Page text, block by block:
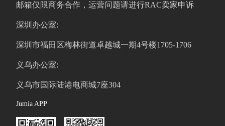
邮箱仅限商务合作，运营问题请进行RAC卖家申诉
深圳办公室:
深圳市福田区梅林街道卓越城一期4号楼1705-1706
义乌办公室:
义乌市国际陆港电商城7座304
Jumia APP